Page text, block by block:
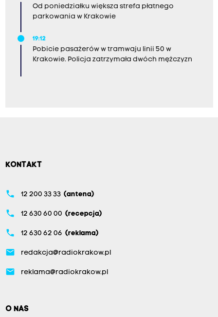
Od poniedziałku większa strefa płatnego
parkowania w Krakowie
19:12
Pobicie pasażerów w tramwaju linii 50 w
Krakowie. Policja zatrzymała dwóch mężczyzn
KONTAKT
phone 12 200 33 33 (antena)
phone 12 630 60 00 (recepcja)
phone 12 630 62 06 (reklama)
email redakcja@radiokrakow.pl
email reklama@radiokrakow.pl
O NAS